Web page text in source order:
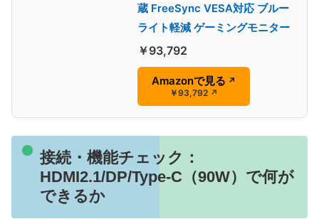
蔵 FreeSync VESA対応 ブルー
ライト軽減 ゲーミングモニター
￥93,792
Amazonで見る ↗
￥93,792 ↗
接続・機能チェック：
HDMI2.1/DP/Type-C（90W）で何が
できるか